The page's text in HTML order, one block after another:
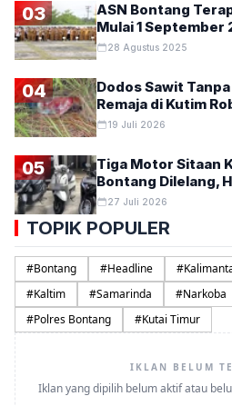
03
ASN Bontang
Mulai 1 September
28 Agustus 2025
04
Dodos Sawit
Remaja di Kutim
19 Juli 2026
05
Tiga Motor Sitaan
Bontang Dilelang,
27 Juli 2026
TOPIK POPULER
#Bontang #Headline #
#Kaltim #Samarinda #Narkoba
#Polres Bontang #Kutai Timur
IKLAN BELUM
Iklan yang dipilih belum aktif atau